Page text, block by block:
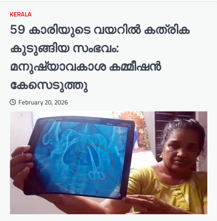
KERALA
59 കാരിയുടെ വയറിൽ കത്രിക
കുടുങ്ങിയ സംഭവം:
മനുഷ്യാവകാശ കമ്മീഷൻ
കേസെടുത്തു
February 20, 2026